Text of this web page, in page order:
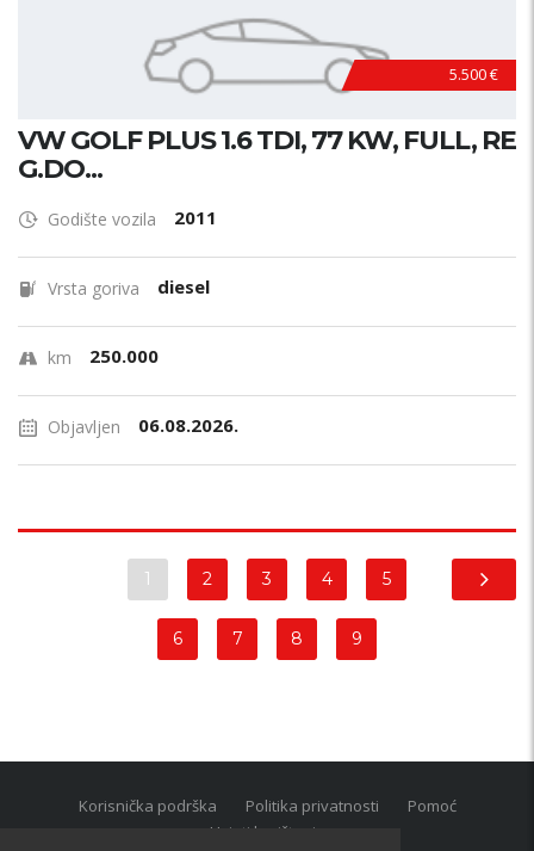
5.500 €
VW GOLF PLUS 1.6 TDI, 77 KW, FULL, RE
G.DO...
Godište vozila 2011
Vrsta goriva diesel
km 250.000
Objavljen 06.08.2026.
1 2 3 4 5
6 7 8 9
Korisnička podrška Politika privatnosti
Pomoć
Uvjeti korištenja